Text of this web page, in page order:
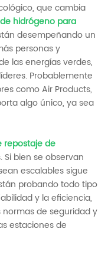
que cambia
hidrógeno para
desempeñando un
personas y
las energías verdes,
Probablemente
como Air Products,
algo único, ya sea
repostaje de
Si bien se observan
escalables sigue
probando todo tipo
y la eficiencia,
de seguridad y
estaciones de